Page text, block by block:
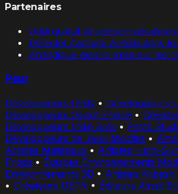
Partenaires
Outil gratuit de personnalisation
Détecter l'activité Airbnb dans
Analytique Airbnb axée sur les
Pour
Développeurs Unity • Développeurs
Développeurs Godot Engine •
Développeurs Indie Solo • Petits
Développeurs de Jeux Mobiles •
Artistes Matériaux • Artistes Hard-
Props • Équipes Environnements
Environnements 3D • Artistes Kitbash
• Créateurs UEFN • Éditeurs Asset